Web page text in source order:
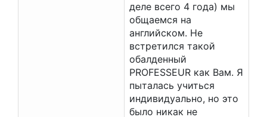
деле всего 4 года) мы
общаемся на
английском. Не
встретился такой
обалденный
PROFESSEUR как Вам. Я
пыталась учиться
индивидуально, но это
было никак не